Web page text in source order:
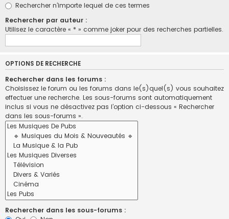
Rechercher n’importe lequel de ces termes
Rechercher par auteur :
Utilisez le caractère « * » comme joker pour des recherches partielles.
OPTIONS DE RECHERCHE
Rechercher dans les forums :
Choisissez le forum ou les forums dans le(s)quel(s) vous souhaitez
effectuer une recherche. Les sous-forums sont automatiquement
inclus si vous ne désactivez pas l’option ci-dessous « Rechercher
dans les sous-forums ».
Rechercher dans les sous-forums :